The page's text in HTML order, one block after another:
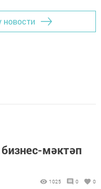
новости
мәктәп
1025 0 0